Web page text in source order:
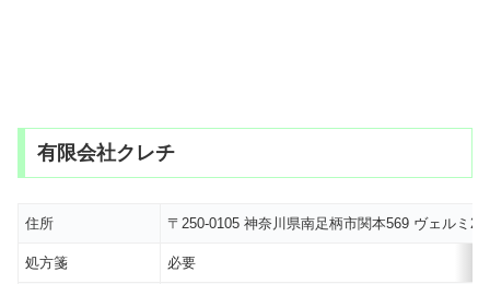
有限会社クレチ
住所 〒250-0105 神奈川県南足柄市関本569 ヴェルミ
処方箋 必要